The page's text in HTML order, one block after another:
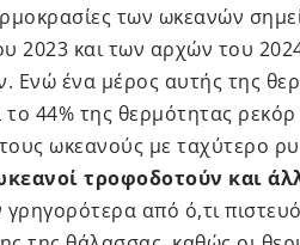
των ωκεανών
2023 και των αρχών του
Ενώ ένα μέρος αυτής της
το 44% της θερμότητας
ωκεανούς με ταχύτερο
τροφοδοτούν και
γρηγορότερα από ό,τι